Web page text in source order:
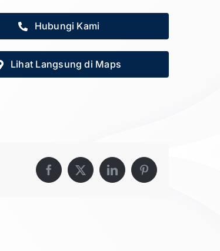
Hubungi Kami
Lihat Langsung di Maps
Facebook
X LinkedInPinterest